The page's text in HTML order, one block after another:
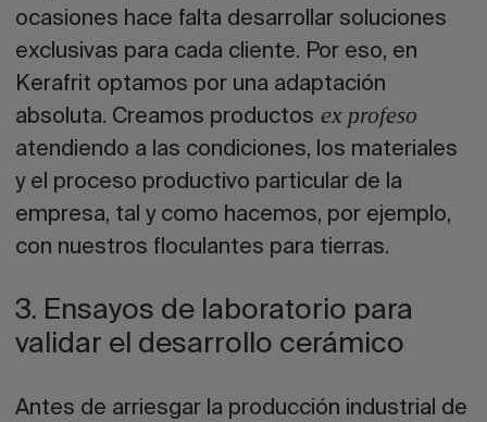
ocasiones hace falta desarrollar soluciones
exclusivas para cada cliente. Por eso, en
Kerafrit optamos por una adaptación
absoluta. Creamos productos ex profeso
atendiendo a las condiciones, los materiales
y el proceso productivo particular de la
empresa, tal y como hacemos, por ejemplo,
con nuestros floculantes para tierras.
3. Ensayos de laboratorio para
validar el desarrollo cerámico
Antes de arriesgar la producción industrial de